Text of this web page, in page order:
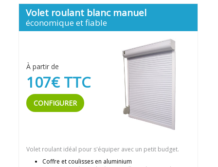
Volet roulant blanc manuel
économique et fiable
À partir de
107€ TTC
CONFIGURER
Volet roulant idéal pour s'équiper avec un petit budget.
Coffre et coulisses en aluminium